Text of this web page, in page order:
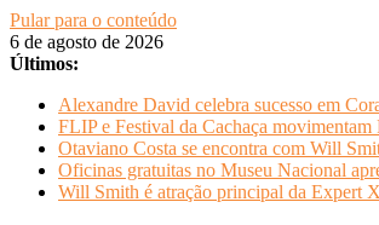
Pular para o conteúdo
6 de agosto de 2026
Últimos:
Alexandre David celebra sucesso em
FLIP e Festival da Cachaça
Otaviano Costa se encontra com Will
Oficinas gratuitas no Museu Nacional
Will Smith é atração principal da Expert